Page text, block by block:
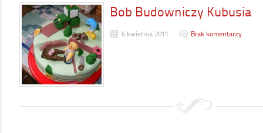
Bob Budowniczy Kubusia
6 kwietnia 2011 Brak komentarzy